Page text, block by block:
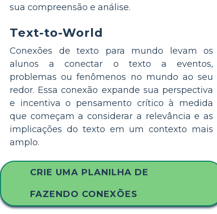
sua compreensão e análise.
Text-to-World
Conexões de texto para mundo levam os
alunos a conectar o texto a eventos,
problemas ou fenômenos no mundo ao seu
redor. Essa conexão expande sua perspectiva
e incentiva o pensamento crítico à medida
que começam a considerar a relevância e as
implicações do texto em um contexto mais
amplo.
CRIE UMA PLANILHA DE
FAZENDO CONEXÕES